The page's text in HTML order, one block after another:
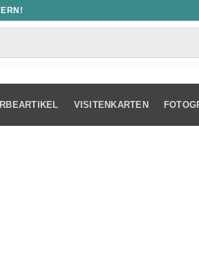
VISITENKARTEN